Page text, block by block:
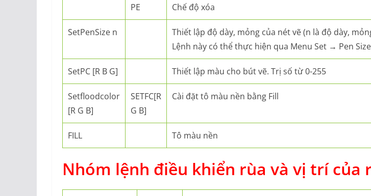
PE Chế độ xóa
SetPenSize n
Thiết lập độ dày, mỏng của nét vẽ (n là độ dày,
Lệnh này có thể thực hiện qua Menu Set → Pen
SetPC [R B G] Thiết lập màu cho bút vẽ. Trị số từ 0-255
Setfloodcolor
[R G B]
SETFC[R
G B]
Cài đặt tô màu nền bằng Fill
FILL Tô màu nền
Nhóm lệnh điều khiển rùa và vị trí của